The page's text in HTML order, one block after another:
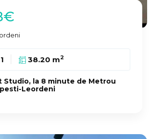
1 38.20 m2
Studio, la 8 minute de Metrou
Leordeni